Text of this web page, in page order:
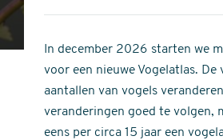
stars
of
stars
In december 2026 starten we
voor een nieuwe Vogelatlas. De
aantallen van vogels
veranderingen goed te volgen,
eens per circa 15 jaar een